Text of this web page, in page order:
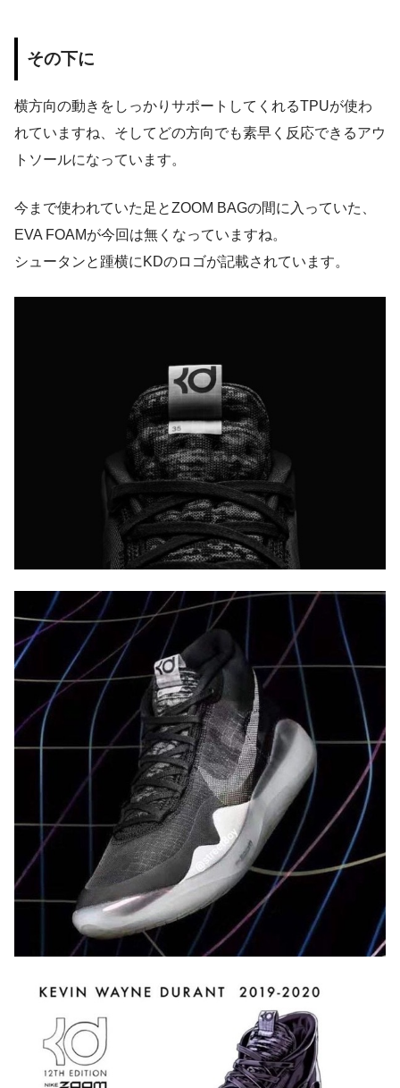
その下に
横方向の動きをしっかりサポートしてくれるTPUが使わ
れていますね、そしてどの方向でも素早く反応できるアウ
トソールになっています。
今まで使われていた足とZOOM BAGの間に入っていた、
EVA FOAMが今回は無くなっていますね。
シュータンと踵横にKDのロゴが記載されています。